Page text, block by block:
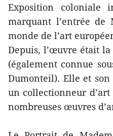
Exposition coloniale
marquant l’entrée
monde de l’art
Depuis, l’œuvre était
(également connue
Dumonteil). Elle et
un collectionneur d’art
nombreuses œuvres